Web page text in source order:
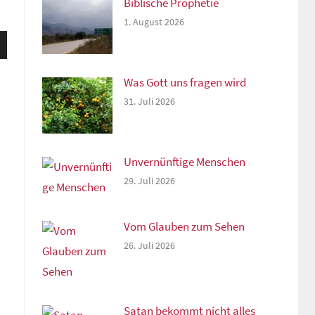
1. August 2026
Was Gott uns fragen wird
31. Juli 2026
Unvernünftige Menschen
29. Juli 2026
Vom Glauben zum Sehen
26. Juli 2026
Satan bekommt nicht alles